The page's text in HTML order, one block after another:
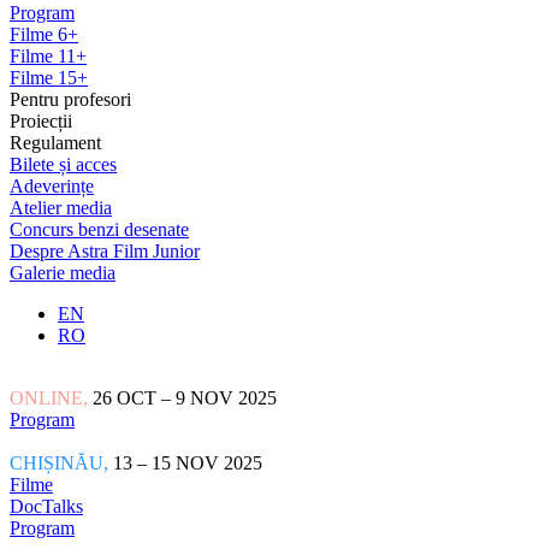
Program
Filme 6+
Filme 11+
Filme 15+
Pentru profesori
Proiecții
Regulament
Bilete și acces
Adeverințe
Atelier media
Concurs benzi desenate
Despre Astra Film Junior
Galerie media
EN
RO
ONLINE, 26 OCT – 9 NOV 2025
Program
CHIȘINĂU, 13 – 15 NOV 2025
Filme
DocTalks
Program